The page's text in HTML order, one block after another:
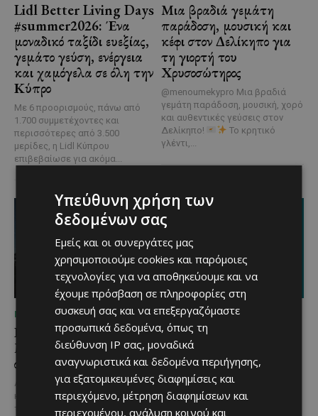
Lidl Better Living Days
#summer2026: Ένα
μοναδικό ταξίδι ευεξίας,
γεμάτο γεύση, ενέργεια
και χαμόγελα σε όλη την
Κύπρο
Με 6 προορισμούς, πάνω από
1.700 συμμετέχοντες και
περισσότερες από 3.500
μερίδες, η Lidl Κύπρου
επιβεβαίωσε για ακόμα...
Μια βραδιά γεμάτη
παράδοση, μουσική και
κέφι στον Δελίκηπο για
τη γιορτή του
Χρυσοσώτηρος
@menoumekypro Μια βραδιά
γεμάτη παράδοση, μουσική, χορό
και αυθεντικές γεύσεις στον
Δελίκηπο!
Το κρητικό
γλέντι,...
ΜΈΝΟΥΜΕ ΚΎΠΡΟ
Βραδινή πεζοπορία στον
Μαχαιρά με τον σκύλο
σου και θέα τις Περσείδες
Αν αγαπάς τις βόλτες στη φύση
και δεν αποχωρίζεσαι ποτέ τον
τετράποδο φίλο σου, τότε αυτή
ΜΈΝΟΥΜΕ ΚΎΠΡΟ
Τα Λεύκαρα
ετοιμάζονται για μία
βραδιά γεμάτη street
food, μουσική και
καλοκαιρινή διάθεση
Υπεύθυνη χρήση των
δεδομένων σας
Εμείς και οι συνεργάτες μας
χρησιμοποιούμε cookies και παρόμοιες
τεχνολογίες για να αποθηκεύουμε και να
έχουμε πρόσβαση σε πληροφορίες στη
συσκευή σας και να επεξεργαζόμαστε
προσωπικά δεδομένα, όπως τη
διεύθυνση IP σας, μοναδικά
αναγνωριστικά και δεδομένα περιήγησης,
για εξατομικευμένες διαφημίσεις και
περιεχόμενο, μέτρηση διαφημίσεων και
περιεχομένου, ανάλυση κοινού και